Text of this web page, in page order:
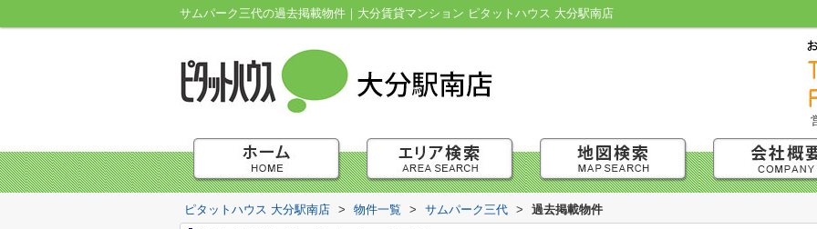
サムパーク三代の過去掲載物件｜大分賃貸マンション ピタットハウス 大分駅南店
ピタットハウス 大分駅南店 > 物件一覧 > サムパーク三代 > 過去掲載物件